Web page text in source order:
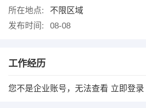
所在地点:
不限区域
发布时间:
08-08
工作经历
您不是企业账号，无法查看 立即登录